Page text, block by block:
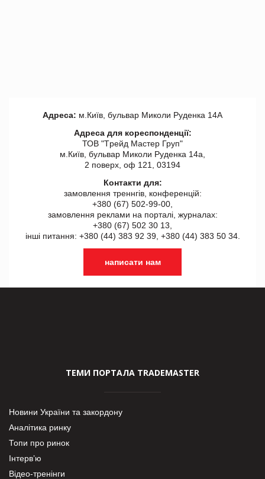
Адреса: м.Київ, бульвар Миколи Руденка 14А
Адреса для кореспонденції:
ТОВ "Tрейд Мастер Груп"
м.Київ, бульвар Миколи Руденка 14а,
2 поверх, оф 121, 03194
Контакти для:
замовлення треннгів, конференцій:
+380 (67) 502-99-00,
замовлення реклами на порталі, журналах:
+380 (67) 502 30 13,
інші питання: +380 (44) 383 92 39, +380 (44) 383 50 34.
написати нам
ТЕМИ ПОРТАЛА TRADEMASTER
Новини України та закордону
Аналітика ринку
Топи про ринок
Інтерв’ю
Відео-тренінги